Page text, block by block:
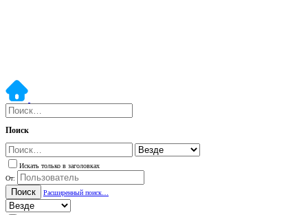
Поиск
Искать только в заголовках
От:
Поиск Расширенный поиск…